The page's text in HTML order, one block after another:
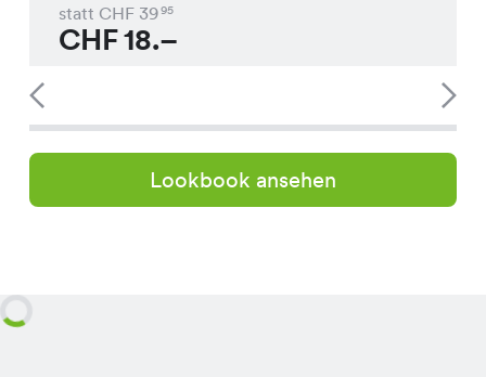
statt CHF 3995
CHF18.–
Lookbook ansehen